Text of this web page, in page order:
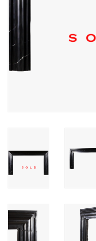
& Marmer
Outlet
Tevreden Klanten
Login
Cadeau Bonnen